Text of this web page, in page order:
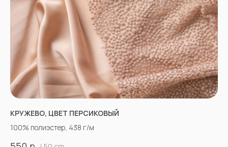
КРУЖЕВО, ЦВЕТ ПЕРСИКОВЫЙ
100% полиэстер, 438 г/м